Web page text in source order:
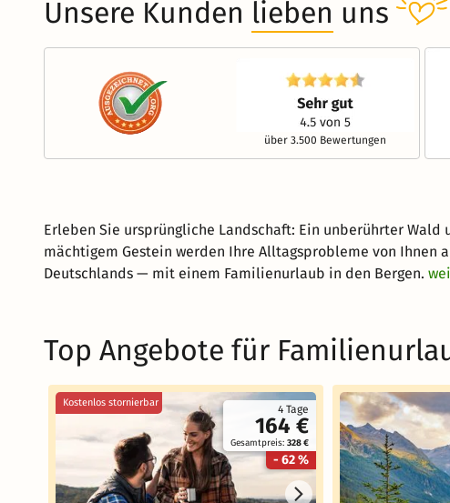
Unsere Kunden lieben uns
über 3.500 Bewertungen
Erleben Sie ursprüngliche Landschaft: Ein unberührter
mächtigem Gestein werden Ihre Alltagsprobleme von
Deutschlands — mit einem Familienurlaub in den Bergen.
Top Angebote für
4 Tage
164 €
Gesamtpreis: 328 €
- 62 %
Kostenlos stornierbar